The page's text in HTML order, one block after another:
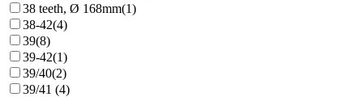
38 teeth, Ø 168mm(1)
38-42(4)
39(8)
39-42(1)
39/40(2)
39/41 (4)